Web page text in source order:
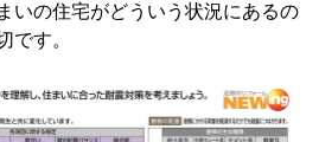
いの住宅がどういう状況にあるの
です。